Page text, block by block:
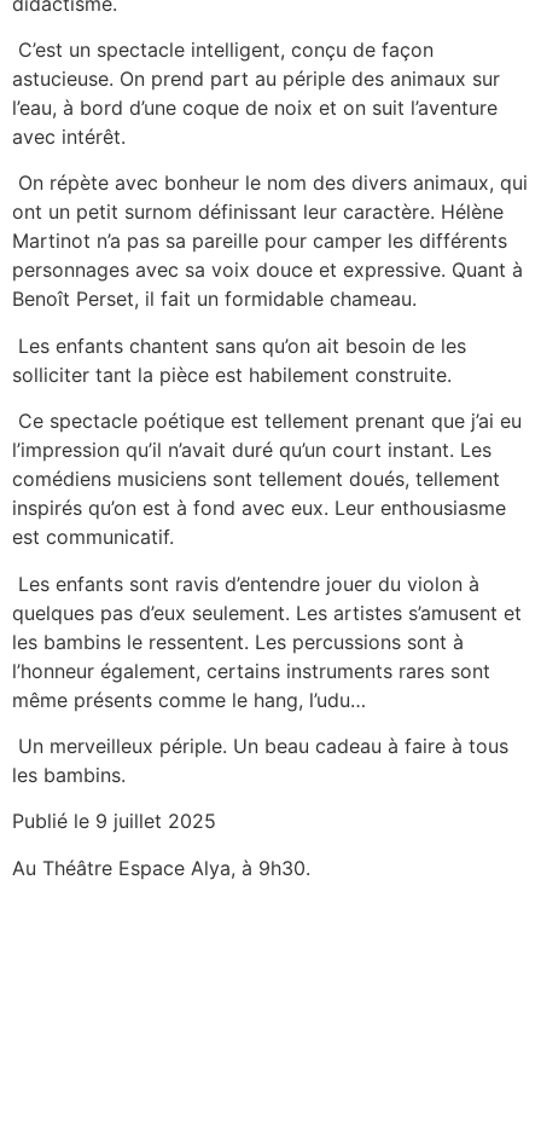
C’est un spectacle intelligent, conçu de façon
astucieuse. On prend part au périple des animaux sur
l’eau, à bord d’une coque de noix et on suit l’aventure
avec intérêt.
On répète avec bonheur le nom des divers animaux, qui
ont un petit surnom définissant leur caractère. Hélène
Martinot n’a pas sa pareille pour camper les différents
personnages avec sa voix douce et expressive. Quant à
Benoît Perset, il fait un formidable chameau.
Les enfants chantent sans qu’on ait besoin de les
solliciter tant la pièce est habilement construite.
Ce spectacle poétique est tellement prenant que j’ai eu
l’impression qu’il n’avait duré qu’un court instant. Les
comédiens musiciens sont tellement doués, tellement
inspirés qu’on est à fond avec eux. Leur enthousiasme
est communicatif.
Les enfants sont ravis d’entendre jouer du violon à
quelques pas d’eux seulement. Les artistes s’amusent et
les bambins le ressentent. Les percussions sont à
l’honneur également, certains instruments rares sont
même présents comme le hang, l’udu…
Un merveilleux périple. Un beau cadeau à faire à tous
les bambins.
Publié le 9 juillet 2025
Au Théâtre Espace Alya, à 9h30.